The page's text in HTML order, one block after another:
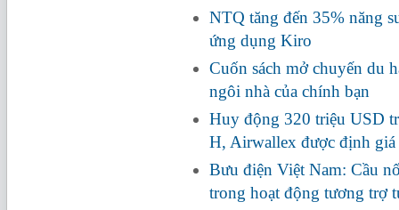
NTQ tăng đến 35% năng
ứng dụng Kiro
Cuốn sách mở chuyến du
ngôi nhà của chính bạn
Huy động 320 triệu USD
H, Airwallex được định
Bưu điện Việt Nam: Cầu
trong hoạt động tương trợ